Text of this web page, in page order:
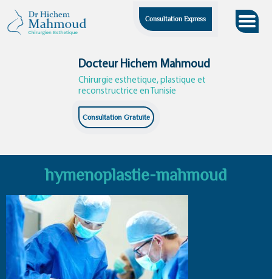
content
Consultation Express
Docteur Hichem Mahmoud
Chirurgie esthetique, plastique et
reconstructrice en Tunisie
Consultation Gratuite
hymenoplastie-mahmoud